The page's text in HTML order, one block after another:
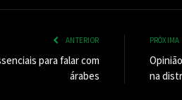
ANTERIOR
para falar com
árabes
PRÓXIMA
na